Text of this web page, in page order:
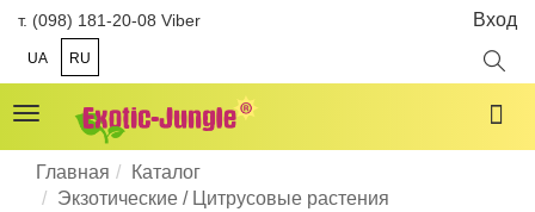
т. (098) 181-20-08 Viber
UA RU
Вход
Toggle
navigation
Главная
Каталог
Экзотические / Цитрусовые растения